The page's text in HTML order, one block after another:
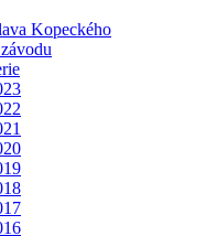
Kopeckého